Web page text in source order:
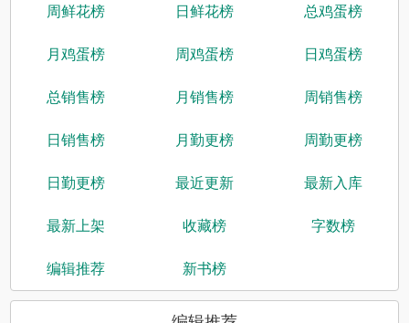
周鲜花榜 日鲜花榜 总鸡蛋榜
月鸡蛋榜 周鸡蛋榜 日鸡蛋榜
总销售榜 月销售榜 周销售榜
日销售榜 月勤更榜 周勤更榜
日勤更榜 最近更新 最新入库
最新上架 收藏榜 字数榜
编辑推荐 新书榜